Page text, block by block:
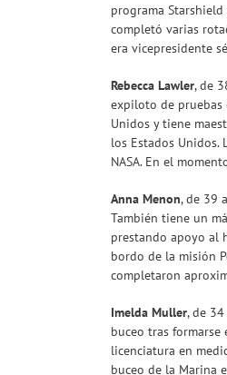
programa
completó varias
era vicepresidente
Rebecca Lawler, de
expiloto de pruebas
Unidos y tiene
los Estados Unidos.
NASA. En el
Anna Menon, de 39
También tiene un
prestando apoyo al
bordo de la misión
completaron
Imelda Muller, de
buceo tras
licenciatura en
buceo de la Marina